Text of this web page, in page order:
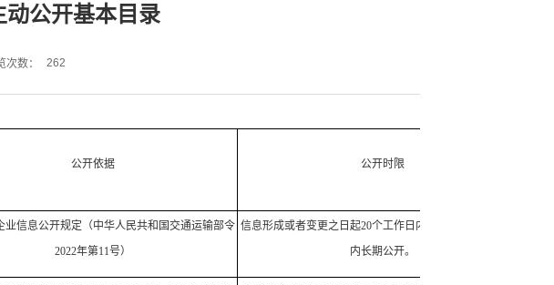
公开基本目录
次数： 262
公开依据
公开时限
业信息公开规定（中华人民共和国交通运输部令
2022年第11号）
信息形成或者变更之日起20个工作日内予以公开。有限期限
内长期公开。